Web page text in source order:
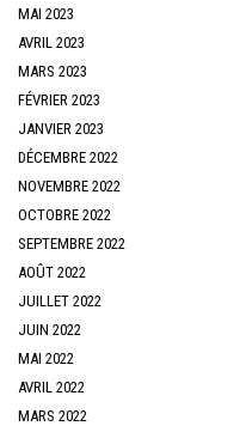
MAI 2023
AVRIL 2023
MARS 2023
FÉVRIER 2023
JANVIER 2023
DÉCEMBRE 2022
NOVEMBRE 2022
OCTOBRE 2022
SEPTEMBRE 2022
AOÛT 2022
JUILLET 2022
JUIN 2022
MAI 2022
AVRIL 2022
MARS 2022